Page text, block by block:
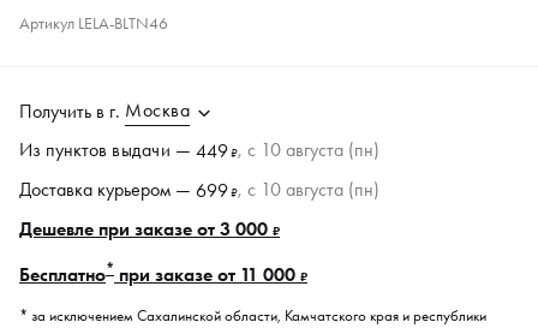
Артикул LELA-BLTN46
Получить в г. Москва
Из пунктов выдачи — 449₽, c 10 августа (пн)
Доставка курьером — 699₽, c 10 августа (пн)
Дешевле при заказе от 3 000 ₽
Бесплатно* при заказе от 11 000 ₽
* за исключением Сахалинской области, Камчатского края и республики